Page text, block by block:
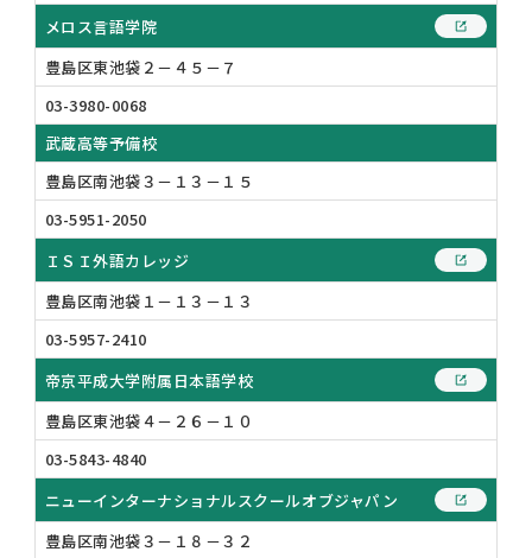
メロス言語学院
豊島区東池袋２－４５－７
03-3980-0068
武蔵高等予備校
豊島区南池袋３－１３－１５
03-5951-2050
ＩＳＩ外語カレッジ
豊島区南池袋１－１３－１３
03-5957-2410
帝京平成大学附属日本語学校
豊島区東池袋４－２６－１０
03-5843-4840
ニューインターナショナルスクールオブジャパン
豊島区南池袋３－１８－３２